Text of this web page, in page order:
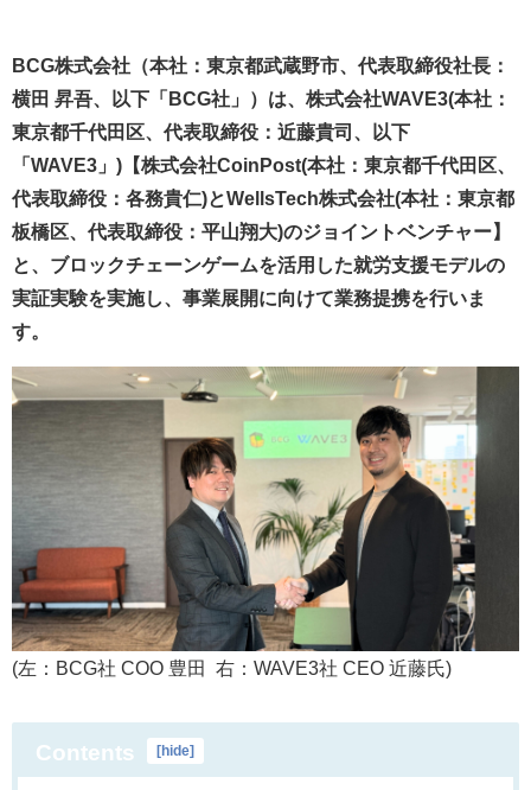
BCG株式会社（本社：東京都武蔵野市、代表取締役社長：
横田 昇吾、以下「BCG社」）は、株式会社WAVE3(本社：
東京都千代田区、代表取締役：近藤貴司、以下
「WAVE3」)【株式会社CoinPost(本社：東京都千代田区、
代表取締役：各務貴仁)とWellsTech株式会社(本社：東京都
板橋区、代表取締役：平山翔大)のジョイントベンチャー】
と、ブロックチェーンゲームを活用した就労支援モデルの
実証実験を実施し、事業展開に向けて業務提携を行いま
す。
(左：BCG社 COO 豊田 右：WAVE3社 CEO 近藤氏)
Contents hide